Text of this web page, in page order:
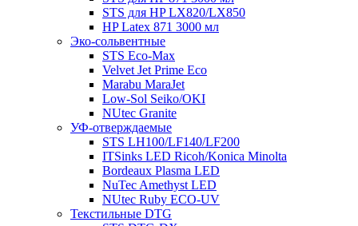
STS для HP LX820/LX850
HP Latex 871 3000 мл
Эко-сольвентные
STS Eco-Max
Velvet Jet Prime Eco
Marabu MaraJet
Low-Sol Seiko/OKI
NUtec Granite
УФ-отверждаемые
STS LH100/LF140/LF200
ITSinks LED Ricoh/Konica Minolta
Bordeaux Plasma LED
NuTec Amethyst LED
NUtec Ruby ECO-UV
Текстильные DTG